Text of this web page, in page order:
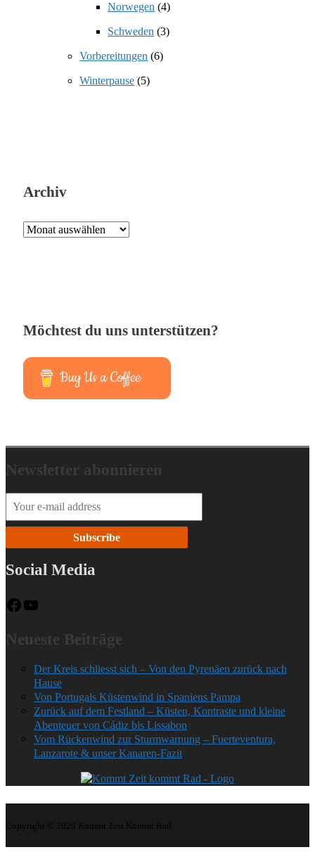
Norwegen (4)
Schweden (3)
Vorbereitungen (6)
Winterpause (5)
Archiv
Möchtest du uns unterstützen?
Buy Us a Coffee
Newsletter abonnieren
Social Media
Neueste Beiträge
Der Kreis schliesst sich – Von den Pyrenäen zurück nach
Hause
Von Portugals Küstenwind in Spaniens Pampa
Zurück auf dem Festland – Küsten, Kontraste und kleine
Abenteuer von Cádiz bis Lissabon
Vom Rückenwind zur Sturmwarnung – Fuerteventura,
Lanzarote & unser Kanaren-Fazit
Copyright © 2026 Kommt Zeit Kommt Rad